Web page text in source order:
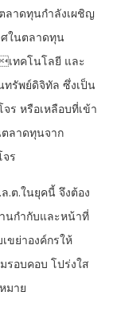
ลาดทุนกำลังเผชิญ
ในตลาดทุน
เทคโนโลยี และ
ทรัพย์ดิจิทัล ซึ่งเป็น
ร หรือเหลือบที่เข้า
ลาดทุนจาก
ร
.ต.ในยุคนี้ จึงต้อง
นกำกับและหน้าที่
ขย่าองค์กรให้
รอบคอบ โปร่งใส
มาย